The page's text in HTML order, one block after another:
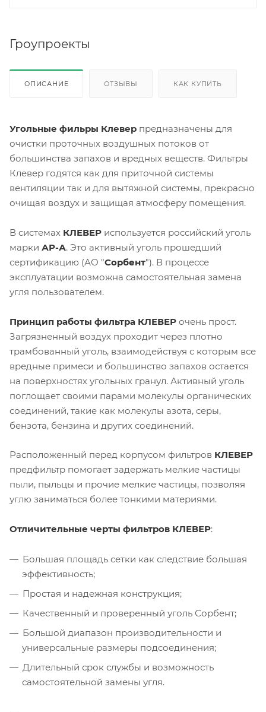
Гроупроекты
ОПИСАНИЕ ОТЗЫВЫ КАК КУПИТЬ
Угольные фильры Клевер предназначены для
очистки проточных воздушных потоков от
большинства запахов и вредных веществ. Фильтры
Клевер годятся как для приточной системы
вентиляции так и для вытяжной системы, прекрасно
очищая воздух и защищая атмосферу помещения.
В системах КЛЕВЕР используется российский уголь
марки АР-А. Это активный уголь прошедший
сертификацию (АО "Сорбент"). В процессе
эксплуатации возможна самостоятельная замена
угля пользователем.
Принцип работы фильтра КЛЕВЕР очень прост.
Загрязненный воздух проходит через плотно
трамбованный уголь, взаимодействуя с которым все
вредные примеси и большинство запахов остается
на поверхностях угольных гранул. Активный уголь
поглощает своими парами молекулы органических
соединений, такие как молекулы азота, серы,
бензота, бензина и других соединений.
Расположенный перед корпусом фильтров КЛЕВЕР
предфильтр помогает задержать мелкие частицы
пыли, пыльцы и прочие мелкие частицы, позволяя
углю заниматься более тонкими материями.
Отличительные черты фильтров КЛЕВЕР:
Большая площадь сетки как следствие большая
эффективность;
Простая и надежная конструкция;
Качественный и проверенный уголь Сорбент;
Большой диапазон производительности и
универсальные размеры подсоединения;
Длительный срок службы и возможность
самостоятельной замены угля.